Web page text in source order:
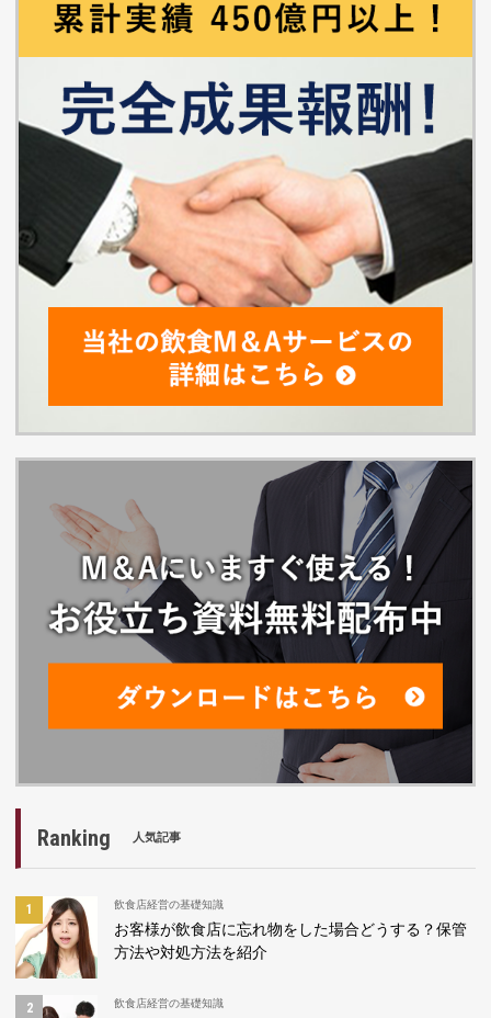
Ranking 人気記事
飲食店経営の基礎知識
お客様が飲食店に忘れ物をした場合どうする？保管
方法や対処方法を紹介
飲食店経営の基礎知識